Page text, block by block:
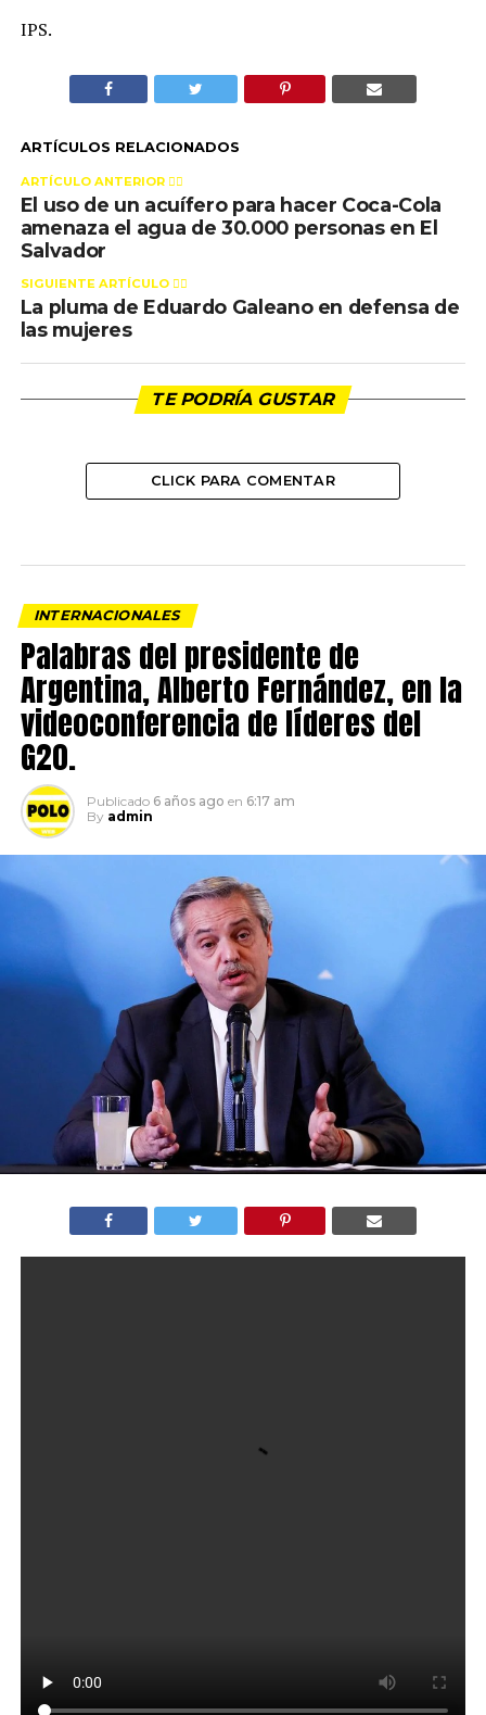
IPS.
ARTÍCULOS RELACIONADOS
ARTÍCULO ANTERIOR 👉🏻
El uso de un acuífero para hacer Coca-Cola
amenaza el agua de 30.000 personas en El
Salvador
SIGUIENTE ARTÍCULO 👈🏻
La pluma de Eduardo Galeano en defensa de
las mujeres
TE PODRÍA GUSTAR
CLICK PARA COMENTAR
INTERNACIONALES
Palabras del presidente de
Argentina, Alberto Fernández, en la
videoconferencia de líderes del
G20.
Publicado 6 años ago en 6:17 am
By admin